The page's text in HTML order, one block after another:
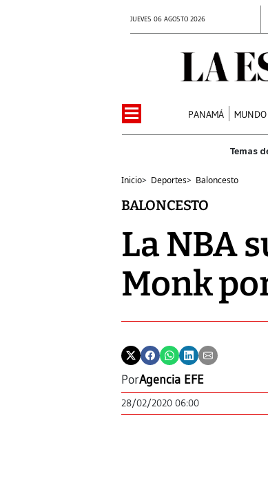
JUEVES 06 AGOSTO 2026
PANAMÁ MUNDO
Inicio> Deportes> Baloncesto
BALONCESTO
La NBA
Monk
PorAgencia EFE
28/02/2020 06:00